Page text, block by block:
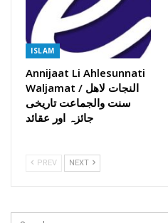
ISLAM
Annijaat Li Ahlesunnati
Waljamat / النجات لاھل
سنت والجماعت تاریخی
جائزہ اور عقائد
PREV NEXT